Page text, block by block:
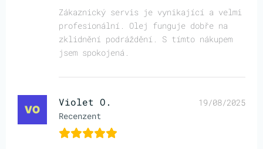
Zákaznický servis je vynikající a velmi
profesionální. Olej funguje dobře na
zklidnění podráždění. S tímto nákupem
jsem spokojená.
Violet O.
Recenzent
19/08/2025